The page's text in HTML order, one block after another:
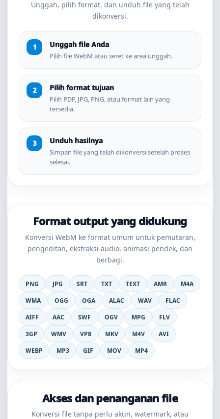
Unggah, pilih format, dan unduh file yang telah
dikonversi.
Unggah file Anda
Pilih file WebM atau seret ke area unggah.
Pilih format tujuan
Pilih PDF, JPG, PNG, atau format lain yang
tersedia.
Unduh hasilnya
Simpan file yang telah dikonversi setelah proses
selesai.
Format output yang didukung
Konversi WebM ke format umum untuk pemutaran,
pengeditan, ekstraksi audio, animasi pendek, dan
berbagi.
PNG JPG SRT TXT TEXT AMR
M4A
WMA
OGG OGA ALAC WAV
FLAC
AIFF
AAC SWF OGV MPG
FLV
3GP
WMV VP8 MKV M4V
AVI
WEBP
MP3 GIF MOV MP4
Akses dan penanganan file
Konversi file tanpa perlu akun, watermark, atau